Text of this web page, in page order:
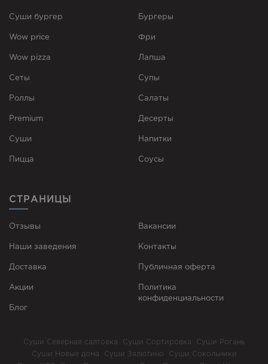
Суши бургер
Wow price
Wow pizza
Сеты
Роллы
Premium
Суши
Пицца
Бургеры
Фри
Лапша
Супы
Cалаты
Десерты
Напитки
Соусы
СТРАНИЦЫ
Отзывы
Наши заведения
Доставка
Акции
Блог
Вакансии
Контакты
Публичная оферта
Политика
конфиденциальности
Суши Северная салтовка Суши Сортировка
Суши Рогань
Суши Новые дома
Суши Залютино
Суши Сокольники